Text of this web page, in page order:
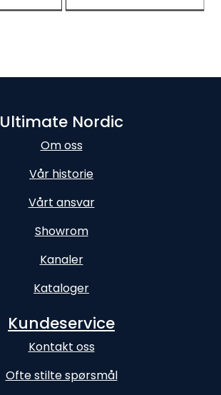
Ultimate Nordic
Om oss
Vår historie
Vårt ansvar
Showrom
Kanaler
Kataloger
Kundeservice
Kontakt oss
Ofte stilte spørsmål